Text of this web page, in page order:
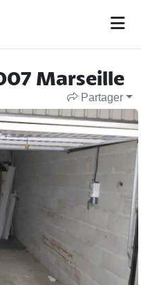
Marseille
Partager